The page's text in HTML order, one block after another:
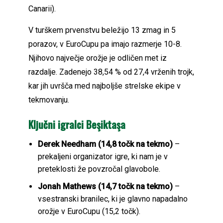
Canarii).
V turškem prvenstvu beležijo 13 zmag in 5
porazov, v EuroCupu pa imajo razmerje 10-8.
Njihovo največje orožje je odličen met iz
razdalje. Zadenejo 38,54 % od 27,4 vrženih trojk,
kar jih uvršča med najboljše strelske ekipe v
tekmovanju.
Ključni igralci Beşiktaşa
Derek Needham (14,8 točk na tekmo) –
prekaljeni organizator igre, ki nam je v
preteklosti že povzročal glavobole.
Jonah Mathews (14,7 točk na tekmo) –
vsestranski branilec, ki je glavno napadalno
orožje v EuroCupu (15,2 točk).